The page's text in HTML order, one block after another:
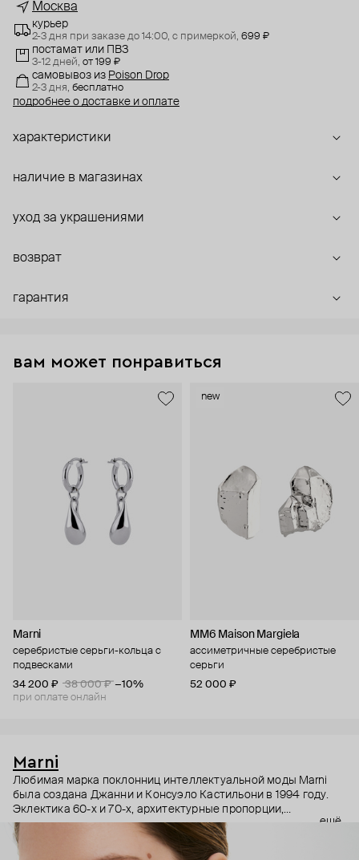
Москва
курьер
2-3 дня при заказе до 14:00, с примеркой, 699 ₽
постамат или ПВЗ
3-12 дней, от 199 ₽
самовывоз из Poison Drop
2-3 дня, бесплатно
подробнее о доставке и оплате
характеристики
наличие в магазинах
уход за украшениями
возврат
гарантия
вам может понравиться
Marni
серебристые серьги-кольца с
подвесками
34 200 ₽
38 000 ₽ −10%
при оплате онлайн
new
MM6 Maison Margiela
ассиметричные серебристые
серьги
52 000 ₽
Marni
Любимая марка поклонниц интеллектуальной моды Marni
была создана Джанни и Консуэло Кастильони в 1994 году.
Эклектика 60-х и 70-х, архитектурные пропорции,
необычный взгляд на простые силуэты и, разумеется,
заметные украшения – Дом Marni уже двадцать лет верен
своему неподражаемому почерку, а коллаборации с
ещё